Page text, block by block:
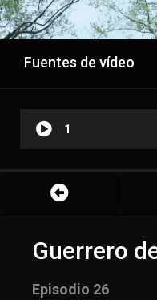
Fuentes de vídeo
1
Guerrero
Episodio 26